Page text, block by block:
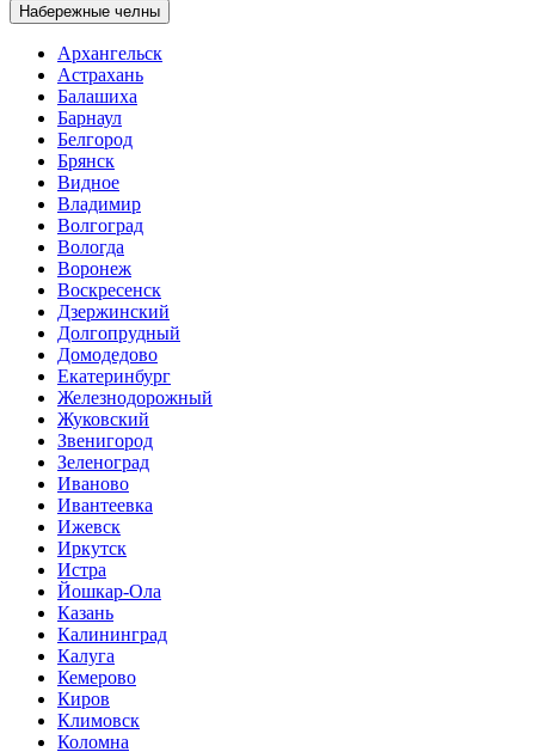
Набережные челны
Архангельск
Астрахань
Балашиха
Барнаул
Белгород
Брянск
Видное
Владимир
Волгоград
Вологда
Воронеж
Воскресенск
Дзержинский
Долгопрудный
Домодедово
Екатеринбург
Железнодорожный
Жуковский
Звенигород
Зеленоград
Иваново
Ивантеевка
Ижевск
Иркутск
Истра
Йошкар-Ола
Казань
Калининград
Калуга
Кемерово
Киров
Климовск
Коломна